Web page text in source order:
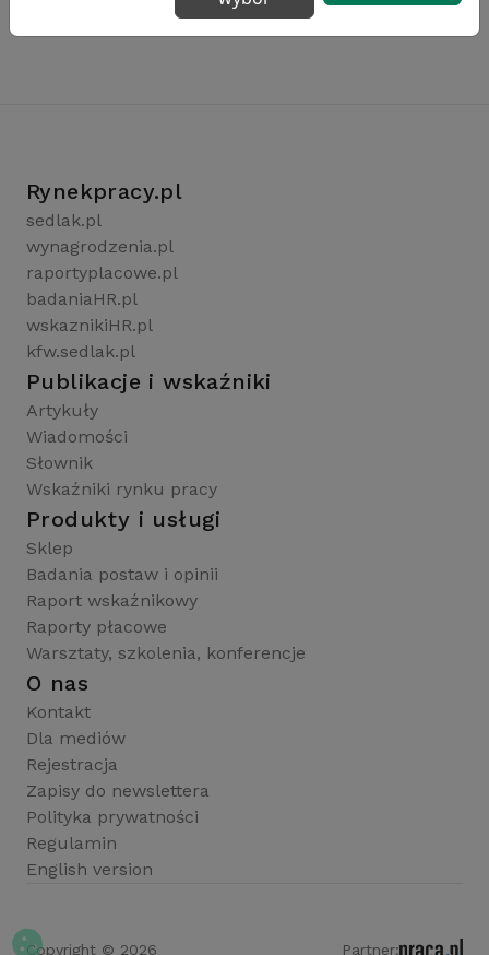
Rynekpracy.pl
sedlak.pl
wynagrodzenia.pl
raportyplacowe.pl
badaniaHR.pl
wskaznikiHR.pl
kfw.sedlak.pl
Publikacje i wskaźniki
Artykuły
Wiadomości
Słownik
Wskaźniki rynku pracy
Produkty i usługi
Sklep
Badania postaw i opinii
Raport wskaźnikowy
Raporty płacowe
Warsztaty, szkolenia, konferencje
O nas
Kontakt
Dla mediów
Rejestracja
Zapisy do newslettera
Polityka prywatności
Regulamin
English version
Copyright © 2026 Partner: